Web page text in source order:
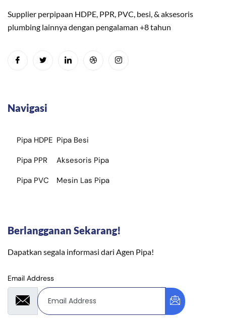
Supplier perpipaan HDPE, PPR, PVC, besi, & aksesoris
plumbing lainnya dengan pengalaman +8 tahun
Navigasi
Pipa HDPE
Pipa PPR
Pipa PVC
Pipa Besi
Aksesoris Pipa
Mesin Las Pipa
Berlangganan Sekarang!
Dapatkan segala informasi dari Agen Pipa!
Email Address